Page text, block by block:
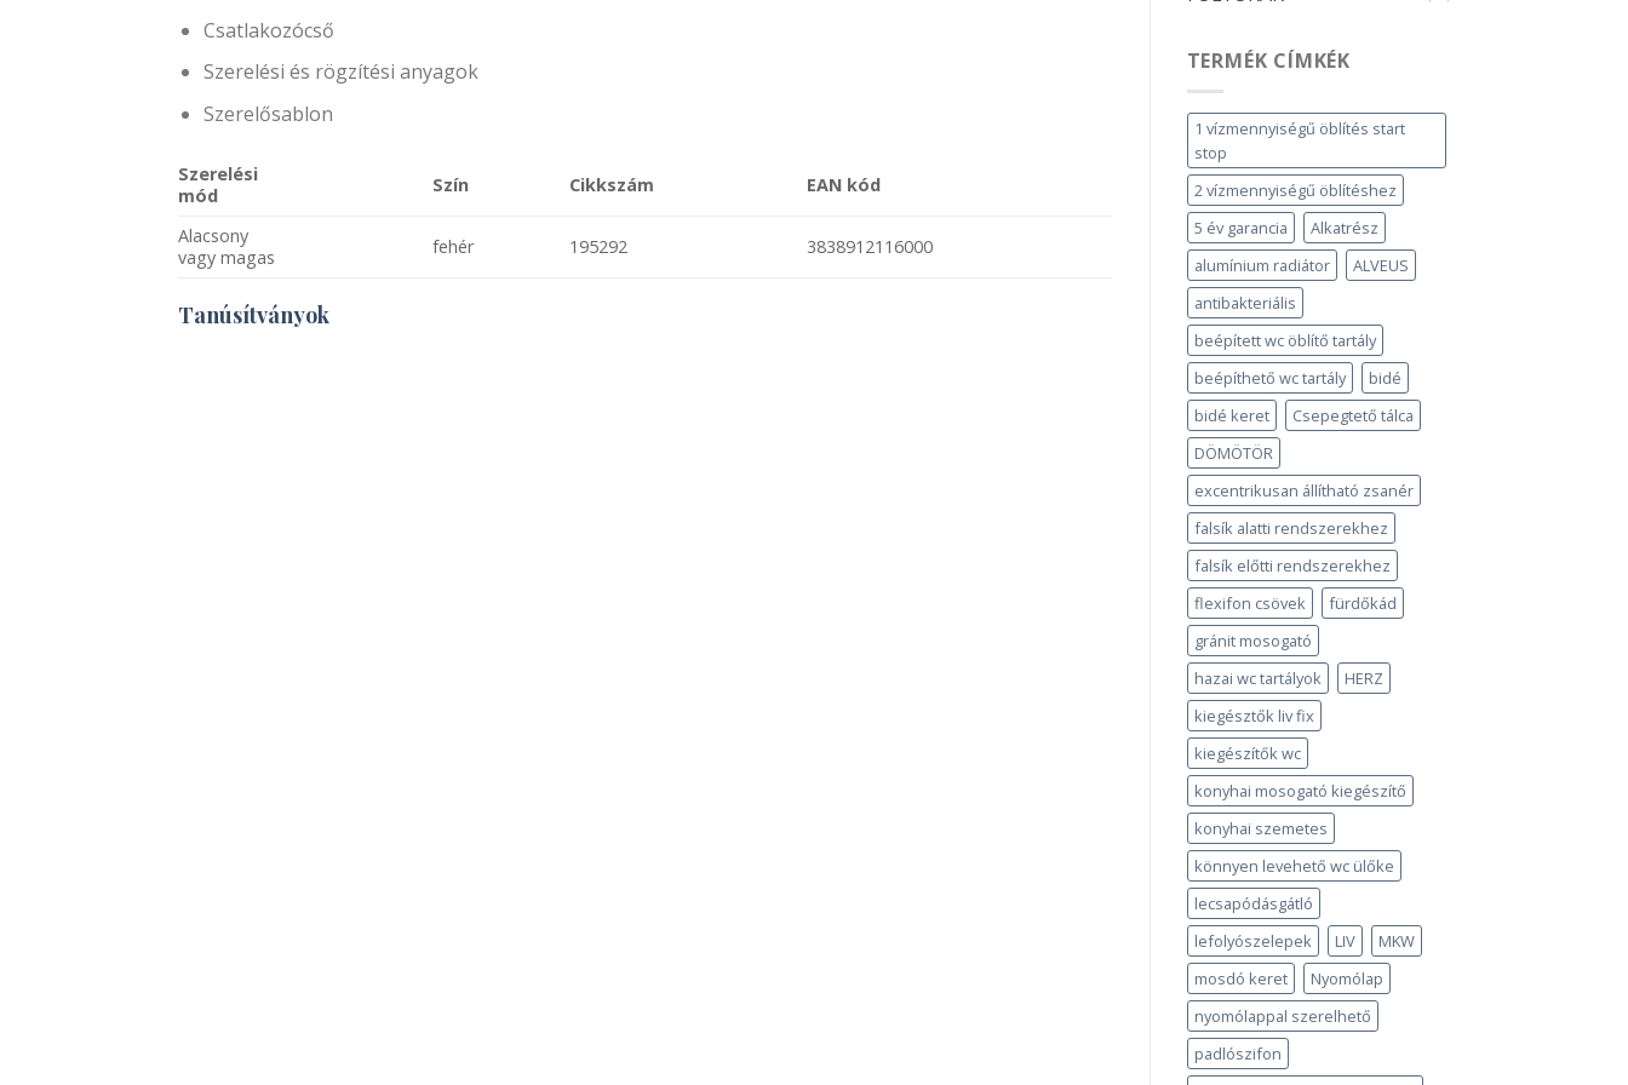
TERMÉK CÍMKÉK
1 vízmennyiségű öblítés start
stop
2 vízmennyiségű öblítéshez
5 év garancia
Alkatrész
alumínium radiátor
ALVEUS
antibakteriális
beépített wc öblítő tartály
beépíthető wc tartály
bidé
bidé keret
Csepegtető tálca
DÖMÖTÖR
excentrikusan állítható zsanér
falsík alatti rendszerekhez
falsík előtti rendszerekhez
flexifon csövek
fürdőkád
gránit mosogató
hazai wc tartályok
HERZ
kiegésztők liv fix
kiegészítők wc
konyhai mosogató kiegészítő
konyhai szemetes
könnyen levehető wc ülőke
lecsapódásgátló
lefolyószelepek
LIV
MKW
mosdó keret
Nyomólap
nyomólappal szerelhető
padlószifon
Csatlakozócső
Szerelési és rögzítési anyagok
Szerelősablon
Szerelési
mód
Szín Cikkszám EAN kód
Alacsony
vagy magas
fehér 195292 3838912116000
Tanúsítványok